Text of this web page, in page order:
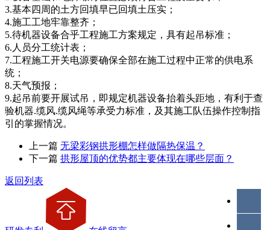
3.基本四周的土方回填早已回填土压实；
4.施工工地牢靠整齐；
5.待机器设备合乎工程施工方案规定，具有起吊标准；
6.人员分工统计表；
7.工程施工开关电源要确保全部在施工过程中正常的供电系
统；
8.天气预报；
9.起吊前要开展试吊，即规定机器设备抬着头距地，有利于查
验机器.缆风.缆风绳等承受力标准，及其施工队伍操作控制指
引的掌握情况。
上一篇 无梁彩钢拱形棚怎样做隔热保温？
下一篇 拱形屋顶的优势都主要体现在哪些层面？
返回列表